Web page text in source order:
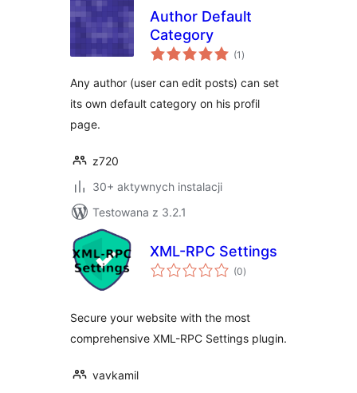
Author Default
Category
(1 wszystkich
ocen
)
Any author (user can edit posts) can set
its own default category on his profil
page.
z720
30+ aktywnych instalacji
Testowana z 3.2.1
XML-RPC Settings
(0wszystkich
ocen
)
Secure your website with the most
comprehensive XML-RPC Settings plugin.
vavkamil